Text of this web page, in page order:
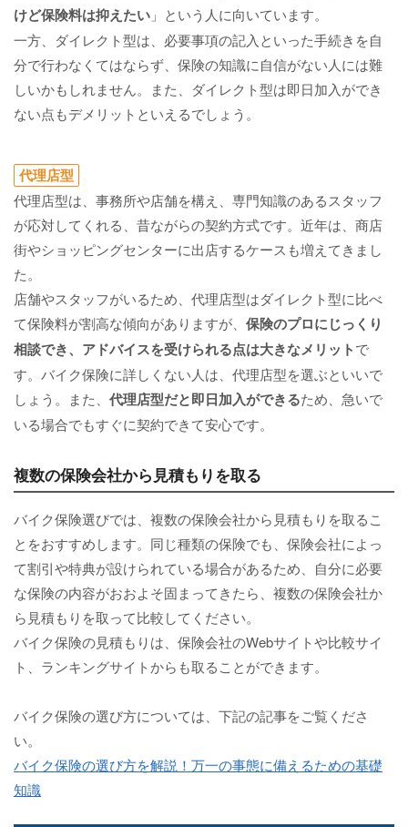
けど保険料は抑えたい 」という人に向いています。
一方、ダイレクト型は、必要事項の記入といった手続きを自
分で行わなくてはならず、保険の知識に自信がない人には難
しいかもしれません。また、ダイレクト型は即日加入ができ
ない点もデメリットといえるでしょう。
代理店型
代理店型は、事務所や店舗を構え、専門知識のあるスタッフ
が応対してくれる、昔ながらの契約方式です。近年は、商店
街やショッピングセンターに出店するケースも増えてきまし
た。
店舗やスタッフがいるため、代理店型はダイレクト型に比べ
て保険料が割高な傾向がありますが、 保険のプロにじっくり
相談でき、アドバイスを受けられる点は大きなメリットで
す。バイク保険に詳しくない人は、代理店型を選ぶといいで
しょう。また、 代理店型だと即日加入ができるため、急いで
いる場合でもすぐに契約できて安心です。
複数の保険会社から見積もりを取る
バイク保険選びでは、複数の保険会社から見積もりを取るこ
とをおすすめします。同じ種類の保険でも、保険会社によっ
て割引や特典が設けられている場合があるため、自分に必要
な保険の内容がおおよそ固まってきたら、複数の保険会社か
ら見積もりを取って比較してください。
バイク保険の見積もりは、保険会社のWebサイトや比較サイ
ト、ランキングサイトからも取ることができます。
バイク保険の選び方については、下記の記事をご覧くださ
い。
バイク保険の選び方を解説！万一の事態に備えるための基礎
知識